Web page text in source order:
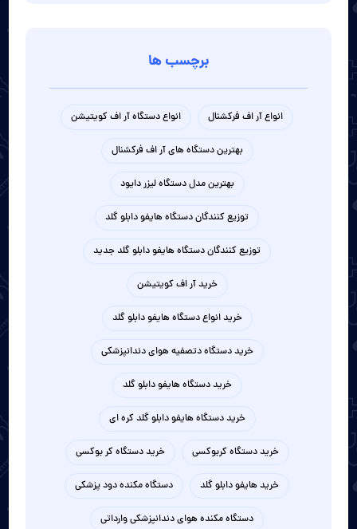
برچسب ها
انواع آر اف فرکشنال انواع دستگاه آر اف کویتیشن
بهترین دستگاه های آر اف فرکشنال
بهترین مدل دستگاه لیزر دایود
توزیع کنندگان دستگاه هایفو دابلو گلد
توزیع کنندگان دستگاه هایفو دابلو گلد جدید
خرید آر اف کویتیشن
خرید انواع دستگاه هایفو دابلو گلد
خرید دستگاه دتصفیه هوای دندانپزشکی
خرید دستگاه هایفو دابلو گلد
خرید دستگاه هایفو دابلو گلد کره ای
خرید دستگاه کربوکسی خرید دستگاه کر بوکسی
خرید هایفو دابلو گلد دستگاه مکنده دود پزشکی
دستگاه مکنده هوای دندانپزشکی وارداتی